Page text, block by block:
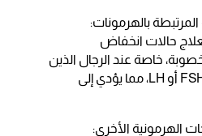
بالهرمونات:
حالات انخفاض
خاصة عند الرجال الذين
يعانون من نقص في FSH أو LH، مما يؤدي إلى
الهرمونية الأخرى: